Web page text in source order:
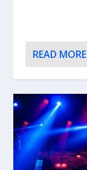
READ MORE